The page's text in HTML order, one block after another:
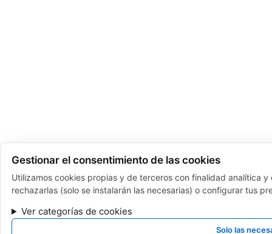
Gestionar el consentimiento de las cookies
Utilizamos cookies propias y de terceros con finalidad analítica
rechazarlas (solo se instalarán las necesarias) o configurar tus
Ver categorías de cookies
Solo las